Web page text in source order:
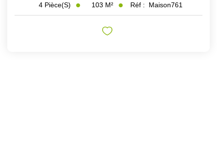
4 Pièce(s) 103 M² Réf : Maison761